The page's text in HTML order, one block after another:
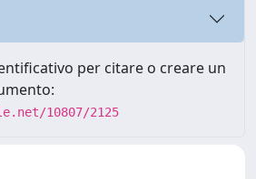
per citare o creare un
10807/2125